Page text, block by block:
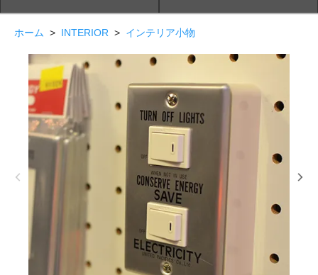
ホーム > INTERIOR > インテリア小物